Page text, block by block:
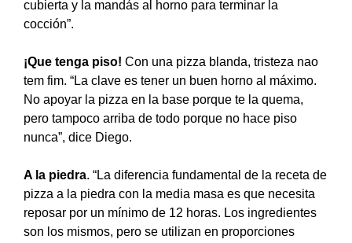
cubierta y la mandás al horno para terminar la
cocción”.
¡Que tenga piso! Con una pizza blanda, tristeza nao
tem fim. “La clave es tener un buen horno al máximo.
No apoyar la pizza en la base porque te la quema,
pero tampoco arriba de todo porque no hace piso
nunca”, dice Diego.
A la piedra. “La diferencia fundamental de la receta de
pizza a la piedra con la media masa es que necesita
reposar por un mínimo de 12 horas. Los ingredientes
son los mismos, pero se utilizan en proporciones